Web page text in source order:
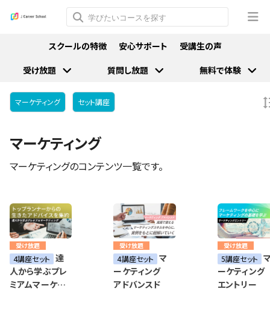
マーケティング セット講座
マーケティング
マーケティングのコンテンツ一覧です。
受け放題
4講座セット 達
人から学ぶプレ
ミアムマーケテ
受け放題
4講座セット マ
ーケティング
アドバンスド
受け放題
5講座セット
ーケティン
エントリー
スクールの特徴 安心サポート
受講生の声
受け放題
質問し放題 無料で体験